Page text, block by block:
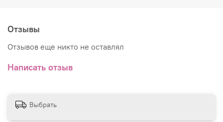
Отзывы
Отзывов еще никто не оставлял
Написать отзыв
Выбрать